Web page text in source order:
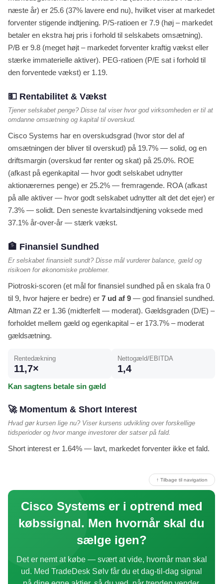
næste år) er 25.6 (37% lavere end nu), hvilket viser at markedet
forventer stigende indtjening. P/S-ratioen er 7.9 (høj – markedet
betaler en ekstra høj pris i forhold til selskabets omsætning).
P/B er 9.8 (meget højt – markedet forventer kraftig vækst eller
stærke immaterielle aktiver). PEG-ratioen (P/E sat i forhold til
den forventede vækst) er 1.19.
💵 Rentabilitet & Vækst
Tjener selskabet penge? Disse tal viser hvor god virksomheden er til at
omdanne omsætning og kapital til overskud.
Cisco Systems har en overskudsgrad (hvor stor del af
omsætningen der bliver til overskud) på 19.7% — solid, og en
driftsmargin (overskud før renter og skat) på 25.0%. ROE
(afkast på egenkapital — hvor godt selskabet udnytter
aktionærernes penge) er 25.2% — fremragende. ROA (afkast
på alle aktiver — hvor godt selskabet udnytter alt det det ejer) er
7.3% — solidt. Den seneste kvartalsindtjening voksede med
37.1% år-over-år — stærk vækst.
🏦 Finansiel Sundhed
Er selskabet finansielt sundt? Disse mål vurderer balance, gæld og
risikoen for økonomiske problemer.
Piotroski-scoren (et mål for finansiel sundhed på en skala fra 0
til 9, hvor højere er bedre) er 7 ud af 9 — god finansiel sundhed.
Altman Z2 er 1.36 (midterfelt — moderat). Gældsgraden (D/E) –
forholdet mellem gæld og egenkapital – er 173.7% – moderat
gældsætning.
Rentedækning
11,7×
Nettogæld/EBITDA
1,4
Kan sagtens betale sin gæld
🚀 Momentum & Short Interest
Hvad gør kursen lige nu? Viser kursens udvikling over forskellige
tidsperioder og hvor mange investorer der satser på fald.
Short interest er 1.64% — lavt, markedet forventer ikke et fald.
↑ Tilbage til navigation
Cisco Systems er i optrend med
købssignal. Men hvornår skal du
sælge igen?
Det er nemt at købe — svært at vide, hvornår man skal
ud. Med TradeDesk Sølv får du et dag-til-dag signal